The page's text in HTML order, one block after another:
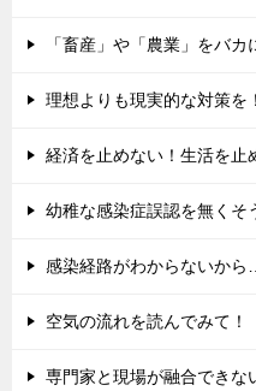
「畜産」や「農業」をバカ
理想よりも現実的な対策を！
経済を止めない！生活を止
幼稚な感染症誤認を無くそ
感染経路がわからないから…
空気の流れを読んでみて！
専門家と現場が融合できな